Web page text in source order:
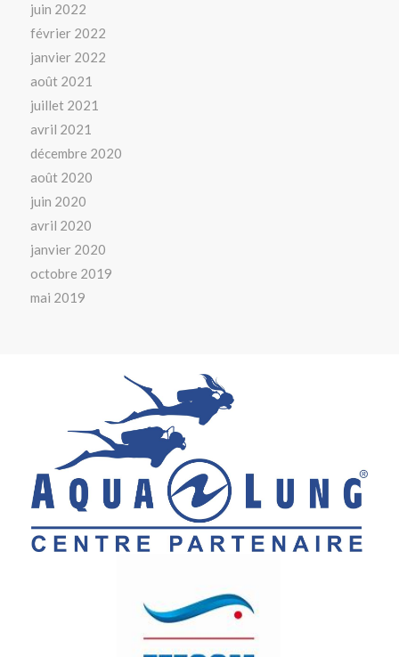
juin 2022
février 2022
janvier 2022
août 2021
juillet 2021
avril 2021
décembre 2020
août 2020
juin 2020
avril 2020
janvier 2020
octobre 2019
mai 2019